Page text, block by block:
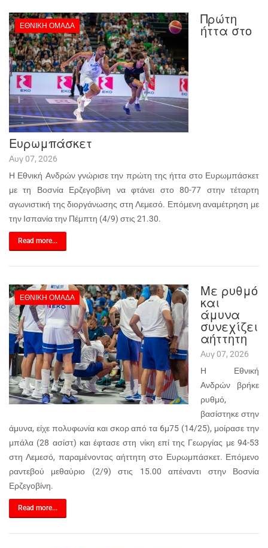
ΕΘΝΙΚΉ ΟΜΆΔΑ Πρώτη
ήττα στο
Ευρωμπάσκετ
Αυγ 07, 2026
Η Εθνική Ανδρών γνώρισε την πρώτη της ήττα στο Ευρωμπάσκετ
με τη Βοσνία Ερζεγοβίνη να φτάνει στο 80-77 στην τέταρτη
αγωνιστική της διοργάνωσης στη Λεμεσό. Επόμενη αναμέτρηση με
την Ισπανία την Πέμπτη (4/9) στις 21.30.
Read more...
ΕΘΝΙΚΉ ΟΜΆΔΑ Με ρυθμό
και
άμυνα
συνεχίζει
αήττητη
Αυγ 07, 2026
Η Εθνική
Ανδρών βρήκε
ρυθμό,
βασίστηκε στην
άμυνα, είχε πολυφωνία και σκορ από τα 6μ75 (14/25), μοίρασε την
μπάλα (28 ασίστ) και έφτασε στη νίκη επί της Γεωργίας με 94-53
στη Λεμεσό, παραμένοντας αήττητη στο Ευρωμπάσκετ. Επόμενο
ραντεβού μεθαύριο (2/9) στις 15.00 απέναντι στην Βοσνία
Ερζεγοβίνη.
Read more...